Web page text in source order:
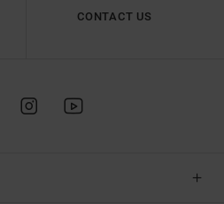
CONTACT US